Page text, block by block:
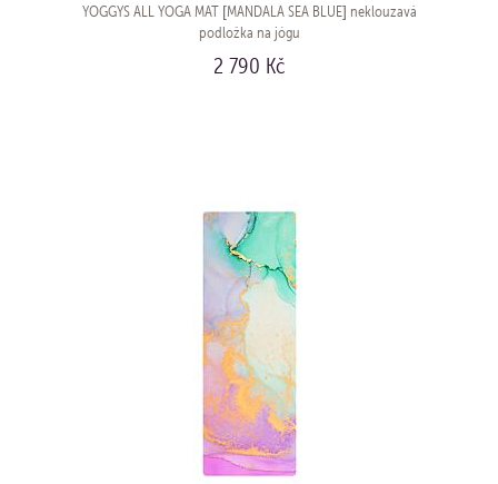
YOGGYS ALL YOGA MAT [MANDALA SEA BLUE] neklouzavá
podložka na jógu
2 790 Kč